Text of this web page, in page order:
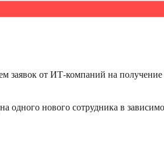
заявок от ИТ-компаний на получение
одного нового сотрудника в